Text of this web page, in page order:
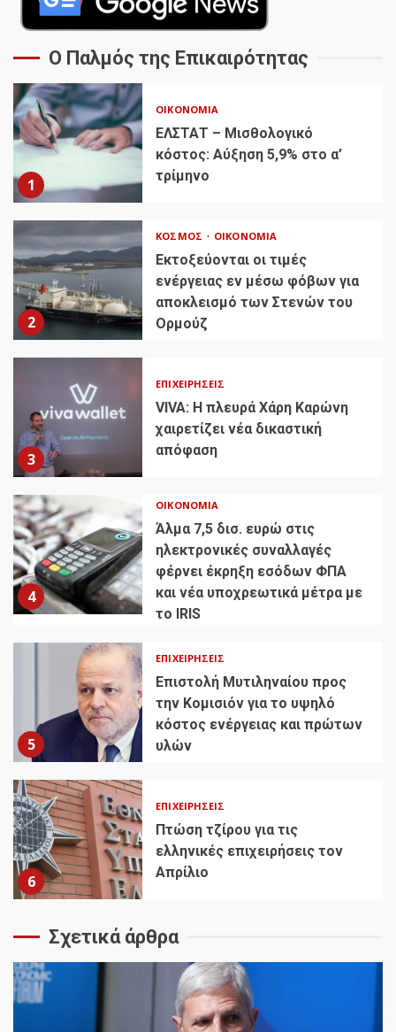
Ο Παλμός της Επικαιρότητας
1
ΟΙΚΟΝΟΜΊΑ
ΕΛΣΤΑΤ – Μισθολογικό
κόστος: Αύξηση 5,9% στο α’
τρίμηνο
2
ΚΌΣΜΟΣ ΟΙΚΟΝΟΜΊΑ
Εκτοξεύονται οι τιμές
ενέργειας εν μέσω φόβων για
αποκλεισμό των Στενών του
Ορμούζ
3
ΕΠΙΧΕΙΡΉΣΕΙΣ
VIVA: Η πλευρά Χάρη Καρώνη
χαιρετίζει νέα δικαστική
απόφαση
4
ΟΙΚΟΝΟΜΊΑ
Άλμα 7,5 δισ. ευρώ στις
ηλεκτρονικές συναλλαγές
φέρνει έκρηξη εσόδων ΦΠΑ
και νέα υποχρεωτικά μέτρα με
το IRIS
5
ΕΠΙΧΕΙΡΉΣΕΙΣ
Επιστολή Μυτιληναίου προς
την Κομισιόν για το υψηλό
κόστος ενέργειας και πρώτων
υλών
6
ΕΠΙΧΕΙΡΉΣΕΙΣ
Πτώση τζίρου για τις
ελληνικές επιχειρήσεις τον
Απρίλιο
Σχετικά άρθρα